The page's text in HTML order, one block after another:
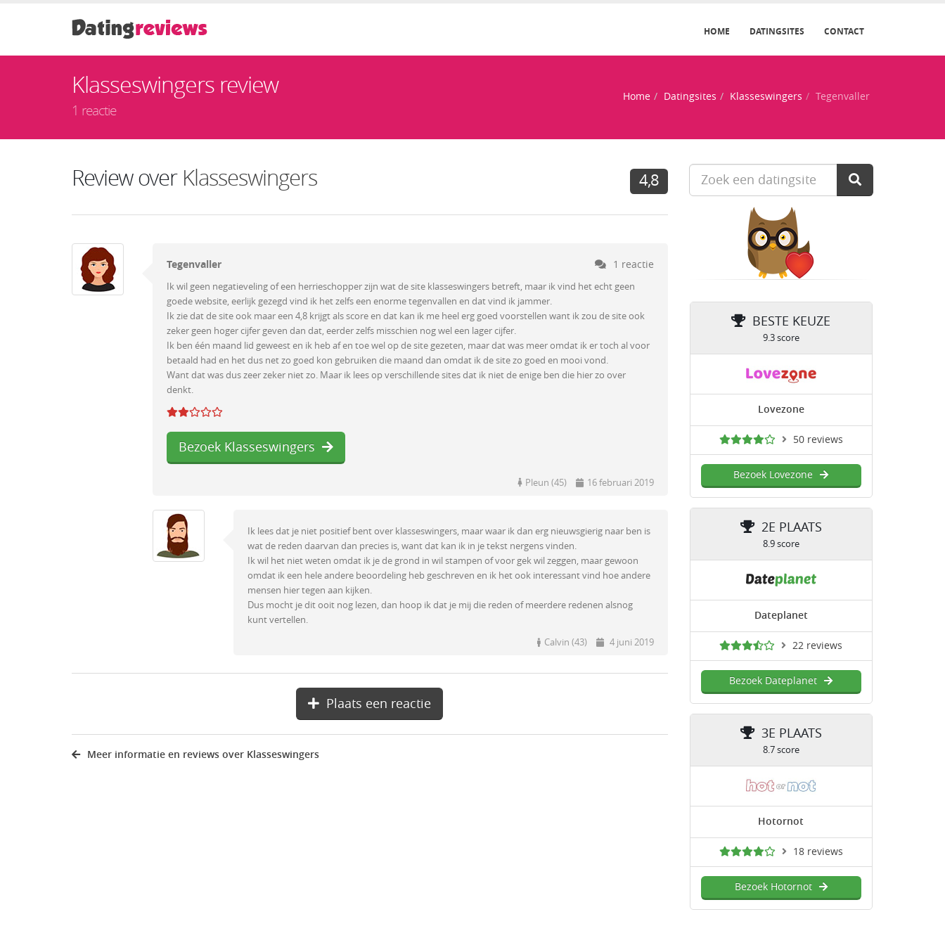
HOME DATINGSITES CONTACT
Klasseswingers review
1 reactie
Home Datingsites Klasseswingers Tegenvaller
Review over Klasseswingers 4,8
Tegenvaller 1 reactie
Ik wil geen negatieveling of een herrieschopper zijn wat de site klasseswingers betreft, maar ik vind het echt geen
goede website, eerlijk gezegd vind ik het zelfs een enorme tegenvallen en dat vind ik jammer.
Ik zie dat de site ook maar een 4,8 krijgt als score en dat kan ik me heel erg goed voorstellen want ik zou de site ook
zeker geen hoger cijfer geven dan dat, eerder zelfs misschien nog wel een lager cijfer.
Ik ben één maand lid geweest en ik heb af en toe wel op de site gezeten, maar dat was meer omdat ik er toch al voor
betaald had en het dus net zo goed kon gebruiken die maand dan omdat ik de site zo goed en mooi vond.
Want dat was dus zeer zeker niet zo. Maar ik lees op verschillende sites dat ik niet de enige ben die hier zo over
denkt.
Bezoek Klasseswingers
Pleun (45) 16 februari 2019
Ik lees dat je niet positief bent over klasseswingers, maar waar ik dan erg nieuwsgierig naar ben is
wat de reden daarvan dan precies is, want dat kan ik in je tekst nergens vinden.
Ik wil het niet weten omdat ik je de grond in wil stampen of voor gek wil zeggen, maar gewoon
omdat ik een hele andere beoordeling heb geschreven en ik het ook interessant vind hoe andere
mensen hier tegen aan kijken.
Dus mocht je dit ooit nog lezen, dan hoop ik dat je mij die reden of meerdere redenen alsnog
kunt vertellen.
Calvin (43) 4 juni 2019
Plaats een reactie
Meer informatie en reviews over Klasseswingers
BESTE KEUZE
9.3 score
Lovezone
50 reviews
Bezoek Lovezone
2E PLAATS
8.9 score
Dateplanet
22 reviews
Bezoek Dateplanet
3E PLAATS
8.7 score
Hotornot
18 reviews
Bezoek Hotornot